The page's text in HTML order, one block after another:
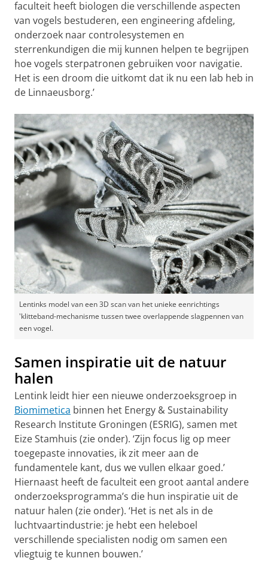
faculteit heeft biologen die verschillende aspecten
van vogels bestuderen, een engineering afdeling,
onderzoek naar controlesystemen en
sterrenkundigen die mij kunnen helpen te begrijpen
hoe vogels sterpatronen gebruiken voor navigatie.
Het is een droom die uitkomt dat ik nu een lab heb in
de Linnaeusborg.’
Lentinks model van een 3D scan van het unieke eenrichtings
'klitteband-mechanisme tussen twee overlappende slagpennen van
een vogel.
Samen inspiratie uit de natuur
halen
Lentink leidt hier een nieuwe onderzoeksgroep in
Biomimetica binnen het Energy & Sustainability
Research Institute Groningen (ESRIG), samen met
Eize Stamhuis (zie onder). ‘Zijn focus lig op meer
toegepaste innovaties, ik zit meer aan de
fundamentele kant, dus we vullen elkaar goed.’
Hiernaast heeft de faculteit een groot aantal andere
onderzoeksprogramma’s die hun inspiratie uit de
natuur halen (zie onder). ‘Het is net als in de
luchtvaartindustrie: je hebt een heleboel
verschillende specialisten nodig om samen een
vliegtuig te kunnen bouwen.’